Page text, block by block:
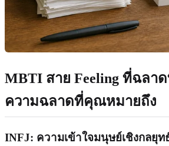
MBTI สาย Feeling ที่ฉลา
ความฉลาดที่คุณหมายถึง
INFJ: ความเข้าใจมนุษย์เชิงกลยุท